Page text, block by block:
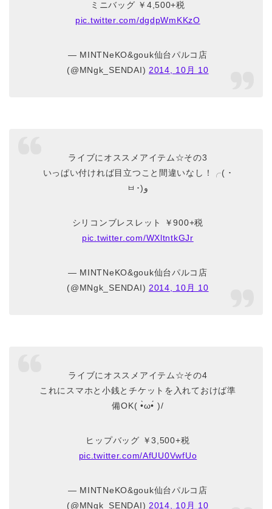
ミニバッグ ￥4,500+税
pic.twitter.com/dgdpWmKKzO
— MINTNeKO&gouk仙台パルコ店
(@MNgk_SENDAI) 2014, 10月 10
ライブにオススメアイテム☆その3
いっぱい付ければ目立つこと間違いなし！╭( ･
ㅂ･)و
シリコンブレスレット ￥900+税
pic.twitter.com/WXltntkGJr
— MINTNeKO&gouk仙台パルコ店
(@MNgk_SENDAI) 2014, 10月 10
ライブにオススメアイテム☆その4
これにスマホと小銭とチケットを入れておけば準
備OK( •̀ω•́ )/
ヒップバッグ ￥3,500+税
pic.twitter.com/AfUU0VwfUo
— MINTNeKO&gouk仙台パルコ店
(@MNgk_SENDAI) 2014, 10月 10